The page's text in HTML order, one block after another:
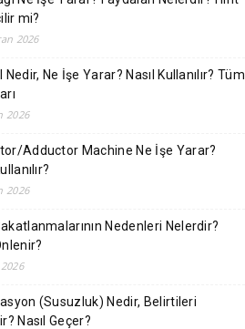
mi?
2026
Nedir, Ne İşe Yarar? Nasıl Kullanılır? Tüm
2026
Adductor Machine Ne İşe Yarar?
2026
Nedenleri Nelerdir?
(Susuzluk) Nedir, Belirtileri
Nasıl Geçer?